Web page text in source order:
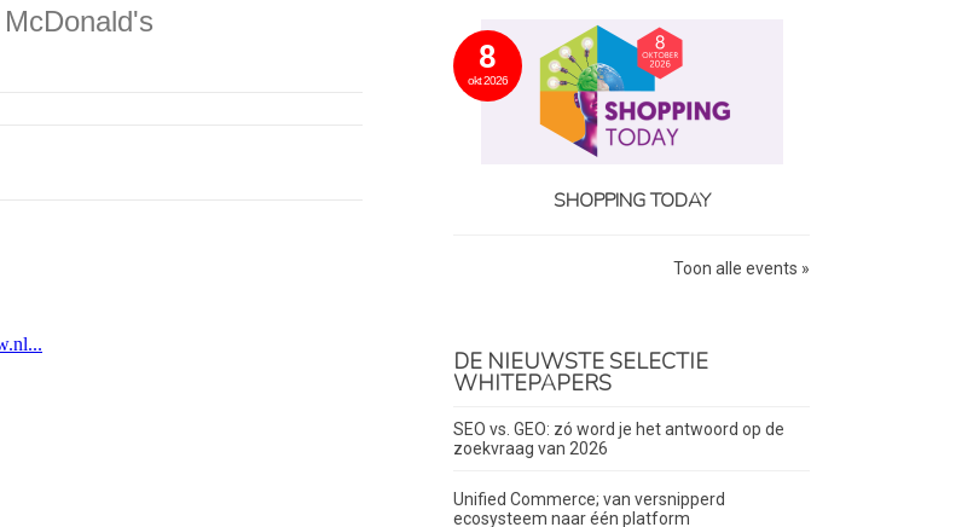
McDonald's
8
okt 2026
SHOPPING TODAY
Toon alle events »
DE NIEUWSTE SELECTIE
WHITEPAPERS
SEO vs. GEO: zó word je het antwoord op de
zoekvraag van 2026
Unified Commerce; van versnipperd
ecosysteem naar één platform